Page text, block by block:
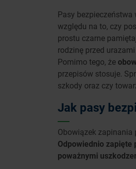
Pasy
względu na to, czy
prostu czarne
rodzinę przed
Pomimo tego, że
przepisów stosuje.
szkody oraz czy
Jak pasy
Obowiązek zapinania
Odpowiednio zapięte
poważnymi